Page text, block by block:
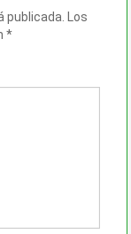
publicada. Los
*